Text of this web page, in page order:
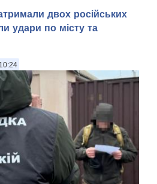
двох російських
удари по місту та